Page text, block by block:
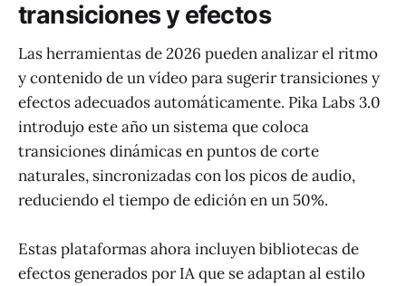
transiciones y efectos
Las herramientas de 2026 pueden analizar el ritmo
y contenido de un vídeo para sugerir transiciones y
efectos adecuados automáticamente. Pika Labs 3.0
introdujo este año un sistema que coloca
transiciones dinámicas en puntos de corte
naturales, sincronizadas con los picos de audio,
reduciendo el tiempo de edición en un 50%.
Estas plataformas ahora incluyen bibliotecas de
efectos generados por IA que se adaptan al estilo